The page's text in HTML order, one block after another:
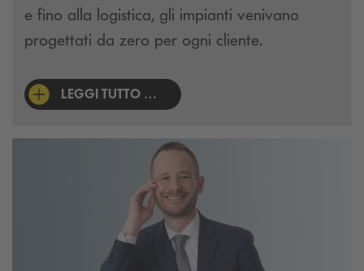
e fino alla logistica, gli impianti venivano
progettati da zero per ogni cliente.
LEGGI TUTTO …